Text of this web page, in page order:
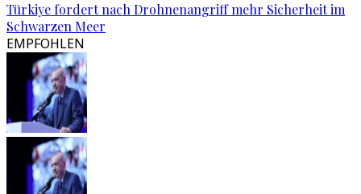
Türkiye fordert nach Drohnenangriff mehr Sicherheit im
Schwarzen Meer
EMPFOHLEN